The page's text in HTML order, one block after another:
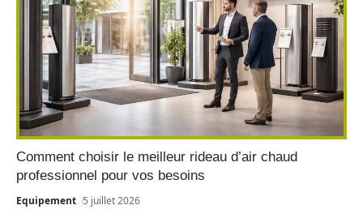
Comment choisir le meilleur rideau d’air chaud
professionnel pour vos besoins
Equipement 5 juillet 2026